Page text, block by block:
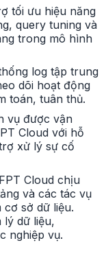
tối ưu hiệu năng
query tuning và
trong mô hình
log tập trung
dõi hoạt động
toán, tuân thủ.
vụ được vận
Cloud với hỗ
xử lý sự cố
Cloud chịu
và các tác vụ
sở dữ liệu.
lý dữ liệu,
nghiệp vụ.